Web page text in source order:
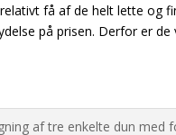
få af de helt lette og
på prisen. Derfor er